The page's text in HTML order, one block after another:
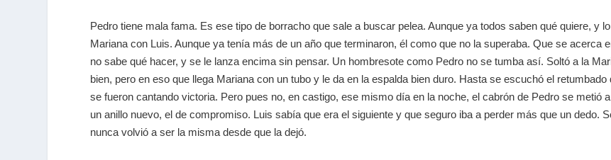
Pedro tiene mala fama. Es ese tipo de borracho que sale a buscar pelea. Aunque ya todos saben qué quiere, y
Mariana con Luis. Aunque ya tenía más de un año que terminaron, él como que no la superaba. Que se acerca
no sabe qué hacer, y se le lanza encima sin pensar. Un hombresote como Pedro no se tumba así. Soltó a la
bien, pero en eso que llega Mariana con un tubo y le da en la espalda bien duro. Hasta se escuchó el
se fueron cantando victoria. Pero pues no, en castigo, ese mismo día en la noche, el cabrón de Pedro se metió
un anillo nuevo, el de compromiso. Luis sabía que era el siguiente y que seguro iba a perder más que un dedo.
nunca volvió a ser la misma desde que la dejó.